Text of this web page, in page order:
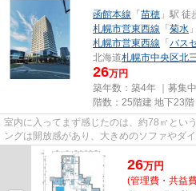
函館本線 「 苗穂 」駅 徒
札幌市営東西線 「 菊水
札幌市営東西線 「 バス
北海道札幌市中央区北
26万円
築年数：築4年 ｜募集中
階数：25階建 地下23階
室内に入ってまず感じたのは、約78㎡とい
ングは開放感があり、大きめのソファやダ
覚えにくく、家族との時間は...
26万円
(管理費・共益